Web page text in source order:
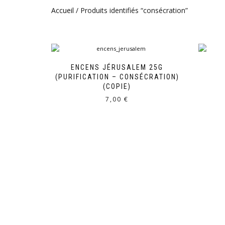
Accueil / Produits identifiés “consécration”
ENCENS JÉRUSALEM 25G
(PURIFICATION – CONSÉCRATION)
(COPIE)
7,00€